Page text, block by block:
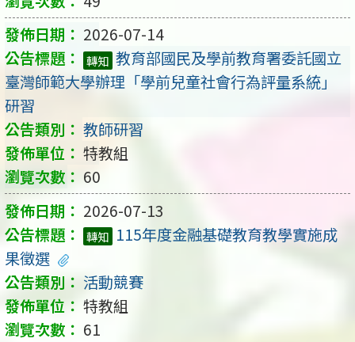
2026-07-14
轉知 教育部國民及學前教育署委託國立
臺灣師範大學辦理「學前兒童社會行為評量系統」
研習
教師研習
特教組
60
2026-07-13
轉知 115年度金融基礎教育教學實施成
果徵選
活動競賽
特教組
61